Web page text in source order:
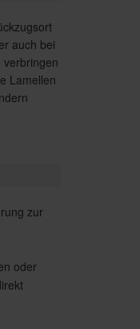
auch bei
verbringen
Lamellen
zur
oder